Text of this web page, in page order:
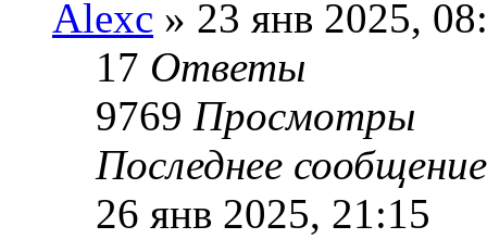
Alexc » 23 янв 2025,
17 Ответы
9769 Просмотры
Последнее
26 янв 2025, 21:15